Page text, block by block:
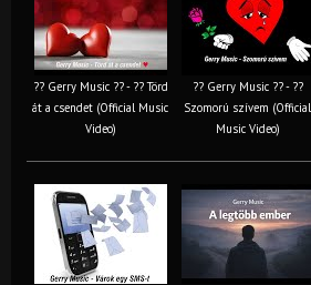
?? Gerry Music ?? - ?? Törd
át a csendet (Official Music
Video)
?? Gerry Music ?? - ??
Szomorú szívem (Official
Music Video)